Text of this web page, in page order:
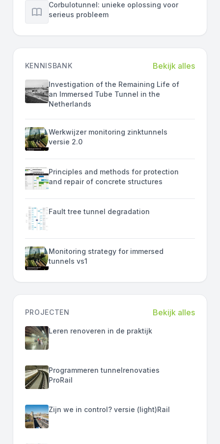
Corbulotunnel: unieke oplossing voor
serieus probleem
KENNISBANK Bekijk alles
Investigation of the Remaining Life of
an Immersed Tube Tunnel in the
Netherlands
Werkwijzer monitoring zinktunnels
versie 2.0
Principles and methods for protection
and repair of concrete structures
Fault tree tunnel degradation
Monitoring strategy for immersed
tunnels vs1
PROJECTEN Bekijk alles
Leren renoveren in de praktijk
Programmeren tunnelrenovaties
ProRail
Zijn we in control? versie (light)Rail